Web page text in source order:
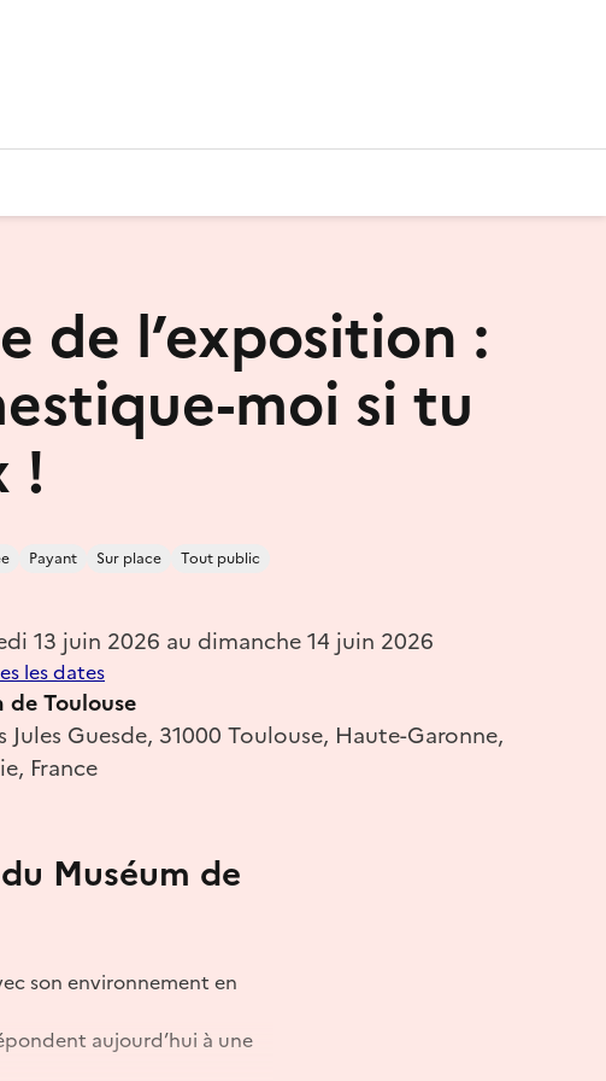
de l’exposition :
moi si tu
!
Payant Sur place Tout public
13 juin 2026 au dimanche 14 juin 2026
les dates
de Toulouse
Jules Guesde, 31000 Toulouse, Haute-Garonne,
France
Muséum de
son environnement en
aujourd’hui à une